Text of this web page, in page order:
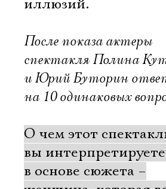
иллюзий.
После показа актеры
спектакля Полина
и Юрий Буторин
на 10 одинаковых
О чем этот
вы
в основе сюжета –